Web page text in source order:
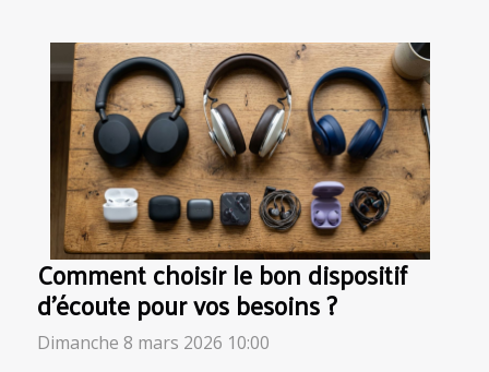
Comment choisir le bon dispositif
d'écoute pour vos besoins ?
Dimanche 8 mars 2026 10:00